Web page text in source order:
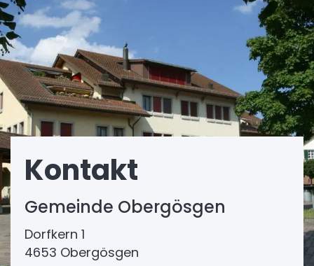
Kontakt
Gemeinde Obergösgen
Dorfkern 1
4653 Obergösgen